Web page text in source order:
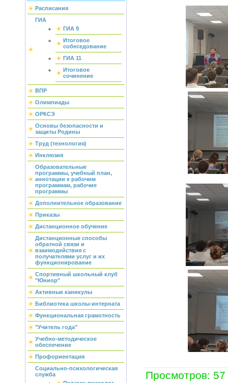
Расписания
ГИА
ГИА 9
Итоговое
собеседование
ГИА 11
Итоговое
сочинение
ВПР
Олимпиады
ОРКСЭ
Основы безопасности и
защиты Родины
Труд (технология)
Инклюзия
Образовательные
программы, учебный план,
аннотации к рабочим
программам, рабочие
программы
Дополнительное образование
Приказы
Дистанционное обучение
Дистанционные способы
обратной связи и
взаимодействия с
получателями услуг и их
функционирование
Спортивный школьный клуб
"Юниор"
Активные каникулы
Библиотека школы-интерната
Функциональная грамотность
"Учитель года"
Учебно-методическое
обеспечение
Профориентация
Социально-психологическая
служба
Просмотров: 57